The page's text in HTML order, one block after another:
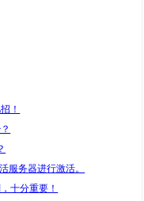
！
服务器进行激活。
十分重要！